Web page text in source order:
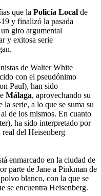
que la Policía Local de
y finalizó la pasada
giro argumental
y exitosa serie
de Walter White
con el pseudónimo
Paul), han sido
Málaga, aprovechando su
serie, a lo que se suma su
de los mismos. En cuanto
ha sido interpretado por
del Heisenberg
enmarcado en la ciudad de
parte de Jane a Pinkman de
blanco, con la que se
se encuentra Heisenberg.